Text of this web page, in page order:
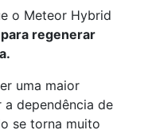
o Meteor Hybrid
regenerar
uma maior
dependência de
se torna muito